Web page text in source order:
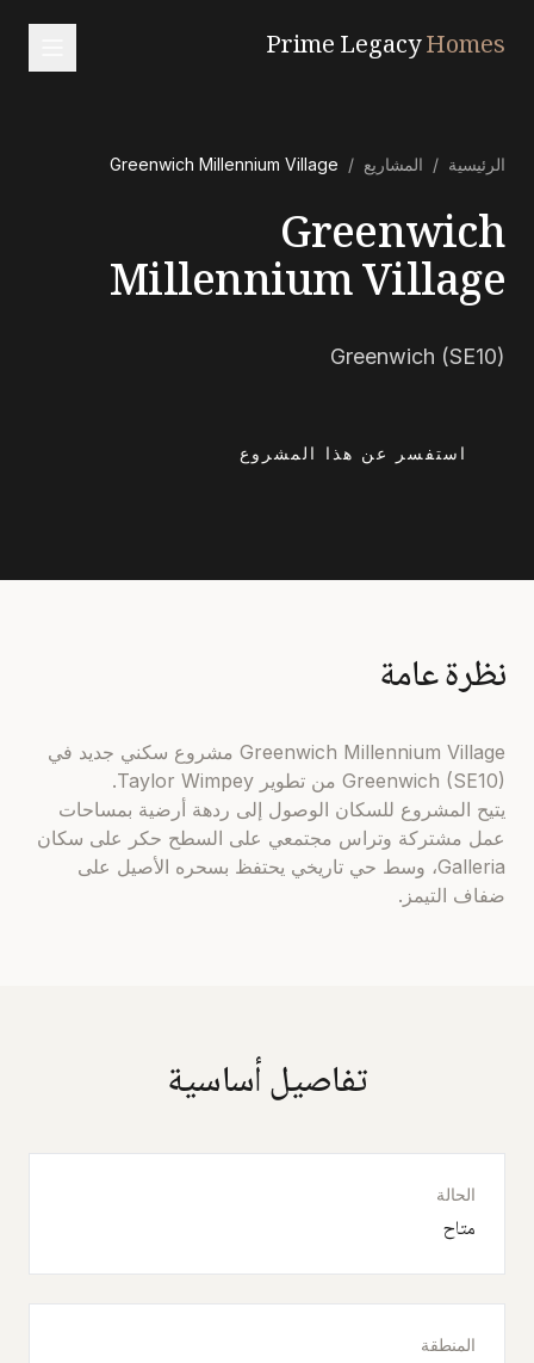
Prime LegacyHomes
الخدمات
المناطق
الرئيسية / المشاريع /
Greenwich Millennium Village
Greenwich
Millennium Village
Greenwich (SE10)
استفسر عن هذا المشروع
نظرة عامة
Greenwich Millennium Village مشروع سكني جديد في
Greenwich (SE10) من تطوير Taylor Wimpey.
يتيح المشروع للسكان الوصول إلى ردهة أرضية بمساحات
عمل مشتركة وتراس مجتمعي على السطح حكر على سكان
Galleria، وسط حي تاريخي يحتفظ بسحره الأصيل على
ضفاف التيمز.
تفاصيل أساسية
الحالة
متاح
المنطقة